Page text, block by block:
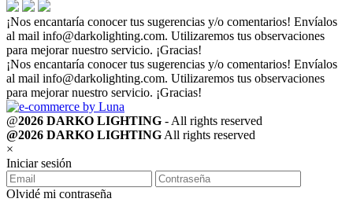
¡Nos encantaría conocer tus sugerencias y/o comentarios! Envíalos
al mail info@darkolighting.com. Utilizaremos tus observaciones
para mejorar nuestro servicio. ¡Gracias!
¡Nos encantaría conocer tus sugerencias y/o comentarios! Envíalos
al mail info@darkolighting.com. Utilizaremos tus observaciones
para mejorar nuestro servicio. ¡Gracias!
@2026 DARKO LIGHTING - All rights reserved
@2026 DARKO LIGHTINGAll rights reserved
×
Iniciar sesión
Olvidé mi contraseña